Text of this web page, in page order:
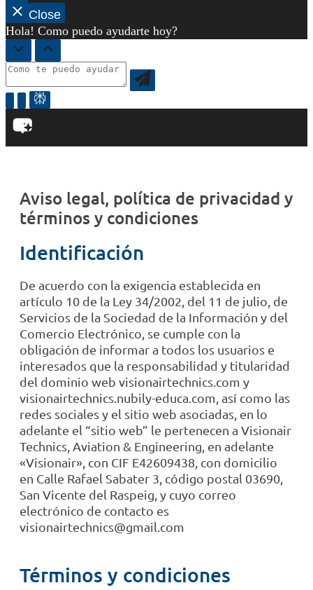
Close
Hola! Como puedo ayudarte hoy?
Aviso legal, política de privacidad y
términos y condiciones
Identificación
De acuerdo con la exigencia establecida en
artículo 10 de la Ley 34/2002, del 11 de julio, de
Servicios de la Sociedad de la Información y del
Comercio Electrónico, se cumple con la
obligación de informar a todos los usuarios e
interesados que la responsabilidad y titularidad
del dominio web visionairtechnics.com y
visionairtechnics.nubily-educa.com, así como las
redes sociales y el sitio web asociadas, en lo
adelante el “sitio web” le pertenecen a Visionair
Technics, Aviation & Engineering, en adelante
«Visionair», con CIF E42609438, con domicilio
en Calle Rafael Sabater 3, código postal 03690,
San Vicente del Raspeig, y cuyo correo
electrónico de contacto es
visionairtechnics@gmail.com
Términos y condiciones